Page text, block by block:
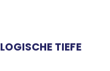
TIEFE